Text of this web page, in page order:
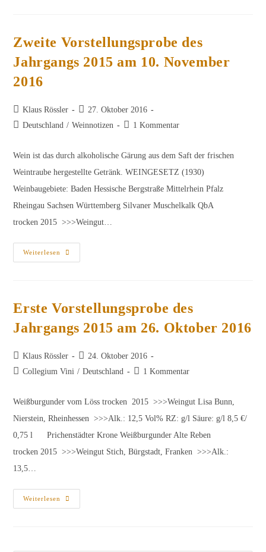
Zweite Vorstellungsprobe des
Jahrgangs 2015 am 10. November
2016
Beitrags-
Autor:
Klaus Rössler
Beitrag
veröffentlicht:
27. Oktober 2016
Beitrags-
Deutschland / Weinnotizen
Beitrags-
1 Kommentar
Wein ist das durch alkoholische Gärung aus dem Saft der frischen
Weintraube hergestellte Getränk. WEINGESETZ (1930)
Weinbaugebiete: Baden Hessische Bergstraße Mittelrhein Pfalz
Rheingau Sachsen Württemberg Silvaner Muschelkalk QbA
trocken 2015 >>>Weingut…
Weiterlesen
Zweite
Vorstellungsprobe
10.
November
Erste Vorstellungsprobe des
Jahrgangs 2015 am 26. Oktober 2016
Beitrags-
Autor:
Klaus Rössler
Beitrag
veröffentlicht:
24. Oktober 2016
Beitrags-
Collegium Vini / Deutschland
Beitrags-
1 Kommentar
Weißburgunder vom Löss trocken 2015 >>>Weingut Lisa Bunn,
Nierstein, Rheinhessen >>>Alk.: 12,5 Vol% RZ: g/l Säure: g/l 8,5 €/
0,75 l Prichenstädter Krone Weißburgunder Alte Reben
trocken 2015 >>>Weingut Stich, Bürgstadt, Franken >>>Alk.:
13,5…
Weiterlesen
Erste
Vorstellungsprobe